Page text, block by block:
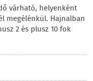
várható, helyenként
megélénkül. Hajnalban
2 és plusz 10 fok